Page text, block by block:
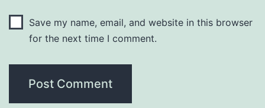
Save my name, email, and website in this browser
for the next time I comment.